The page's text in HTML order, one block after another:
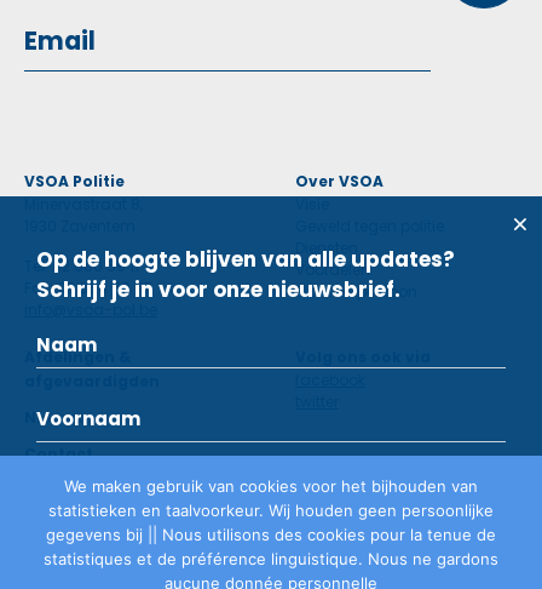
We maken gebruik van cookies voor het bijhouden van
statistieken en taalvoorkeur. Wij houden geen persoonlijke
gegevens bij || Nous utilisons des cookies pour la tenue de
statistiques et de préférence linguistique. Nous ne gardons
aucune donnée personnelle
VSOA Politie
Tel: 02 660 59 11
Fax: 02 660 50 97
info@vsoa-pol.be
Over VSOA
Diensten
Voordelen
Contactpersoon
Afdelingen &
Nieuws
Contact
Lid worden
Op de hoogte blijven van alle updates?
Schrijf je in voor onze nieuwsbrief.